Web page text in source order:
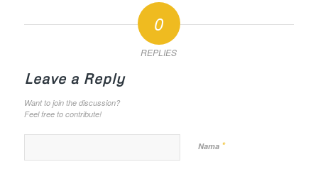
0
REPLIES
Leave a Reply
Want to join the discussion?
Feel free to contribute!
Nama *